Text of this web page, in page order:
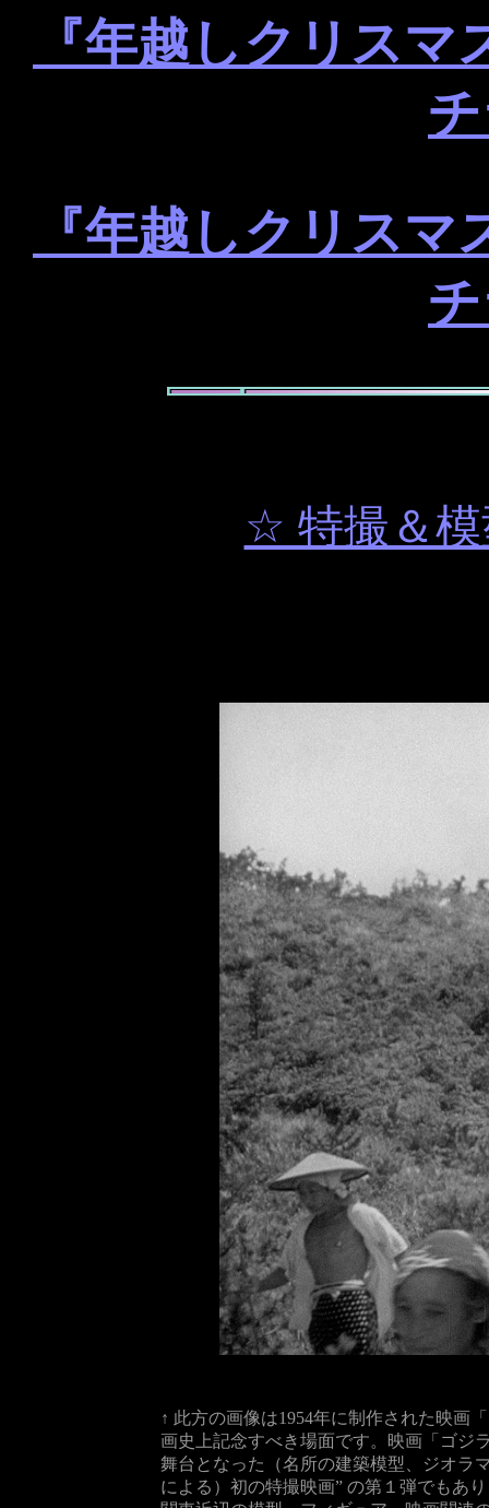
『年越しクリス
『年越しクリス
☆ 特撮＆
↑ 此方の画像は1954年に制作された映画
画史上記念すべき場面です。映画「ゴジ
舞台となった（名所の建築模型、ジオラ
による）初の特撮映画” の第１弾でもあ